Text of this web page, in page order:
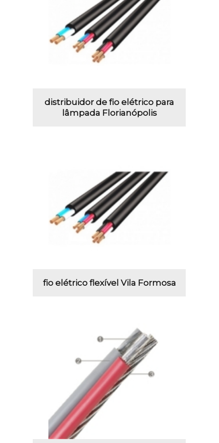
distribuidor de fio elétrico para
lâmpada Florianópolis
fio elétrico flexível Vila Formosa